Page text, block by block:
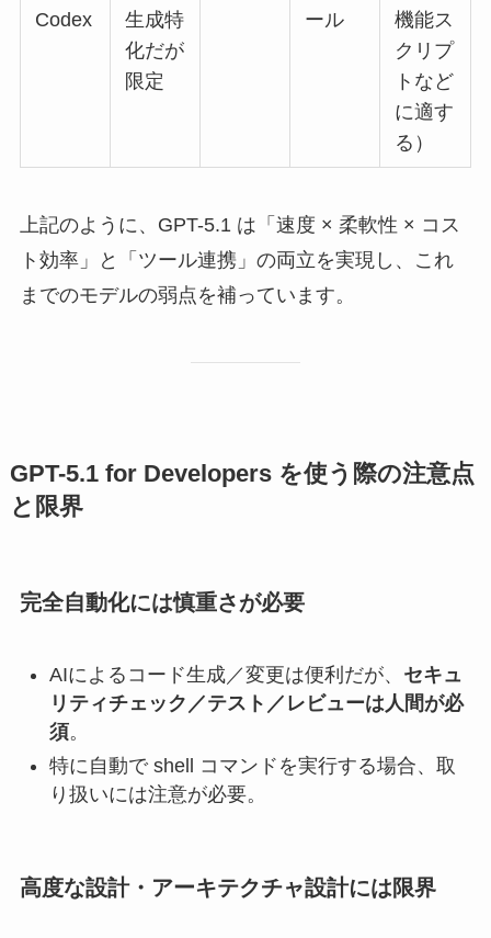
Codex
生成特
化だが
限定
ール
機能ス
クリプ
トなど
に適す
る）
上記のように、GPT-5.1 は「速度 × 柔軟性 × コス
ト効率」と「ツール連携」の両立を実現し、これ
までのモデルの弱点を補っています。
GPT-5.1 for Developers を使う際の注意点
と限界
完全自動化には慎重さが必要
AIによるコード生成／変更は便利だが、 セキュ
リティチェック／テスト／レビューは人間が必
須。
特に自動で shell コマンドを実行する場合、取
り扱いには注意が必要。
高度な設計・アーキテクチャ設計には限界